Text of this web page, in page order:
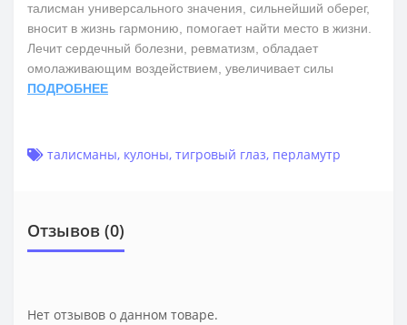
талисман универсального значения, сильнейший оберег,
вносит в жизнь гармонию, помогает найти место в жизни.
Лечит сердечный болезни, ревматизм, обладает
омолаживающим воздействием, увеличивает силы
ПОДРОБНЕЕ
талисманы, кулоны, тигровый глаз, перламутр
Отзывов (0)
Нет отзывов о данном товаре.